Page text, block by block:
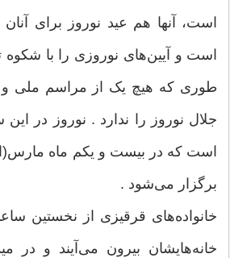
است، آنها هم عید نوروز برای
است و آیین‌های نوروزی را با شکوه
طوری که هیچ یک از مراسم ملی و
جلال نوروز را ندارد . نوروز در
است که در بیست و یکم ماه
برگزار می‌شود .
خانواده‌های قرقیزی از نخستین
خانه‌هایشان بیرون می‌آیند و در